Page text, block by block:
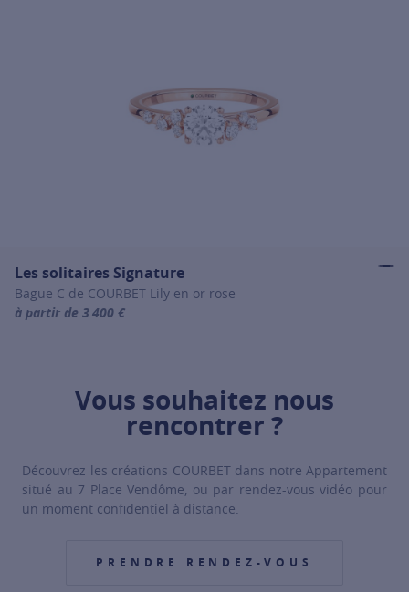
Les solitaires Signature
Bague C de COURBET Lily en or rose
à partir de 3 400 €
Vous souhaitez nous
rencontrer ?
Découvrez les créations COURBET dans notre Appartement
situé au 7 Place Vendôme, ou par rendez-vous vidéo pour
un moment confidentiel à distance.
PRENDRE RENDEZ-VOUS